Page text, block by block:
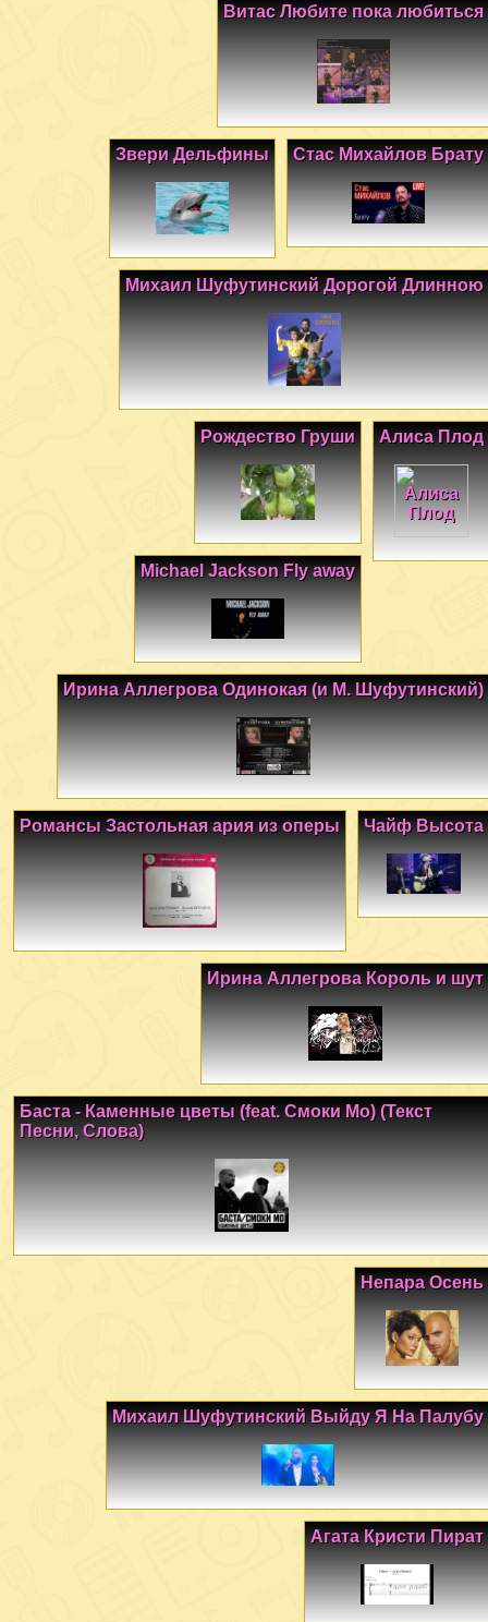
Витас Любите пока любиться
Стас Михайлов Брату
Звери Дельфины
Михаил Шуфутинский Дорогой Длинною
Алиса Плод
Рождество Груши
Michael Jackson Fly away
Ирина Аллегрова Одинокая (и М. Шуфутинский)
Чайф Высота
Романсы Застольная ария из оперы
Ирина Аллегрова Король и шут
Баста - Каменные цветы (feat. Смоки Мо) (Текст
Песни, Слова)
Непара Осень
Михаил Шуфутинский Выйду Я На Палубу
Агата Кристи Пират